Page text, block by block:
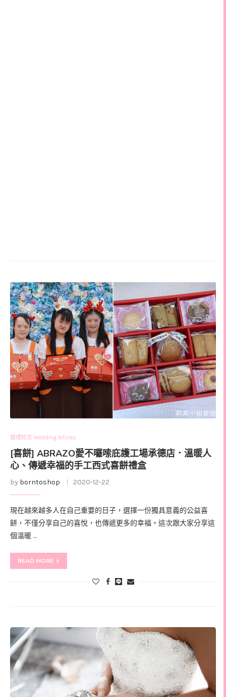
婚禮好文 Wedding Articles
[喜餅] ABRAZO愛不囉嗦庇護工場承德店．溫暖人
心、傳遞幸福的手工西式喜餅禮盒
by borntoshop 2020-12-22
現在越來越多人在自己重要的日子，選擇一份獨具意義的公益喜
餅，不僅分享自己的喜悅，也傳遞更多的幸福。這次跟大家分享這
個溫暖 …
READ MORE